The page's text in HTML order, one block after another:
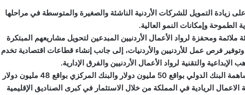
زيادة التمويل للشركات الأردنية الناشئة والصغيرة والمتوسطة في مراحلها
الطموحة وإمكانات النمو العالية.
ومحفزة لرواد الأعمال الأردنيين المبدعين لتحويل مشاريعهم المبتكرة
فرص عمل للأردنيين والأردنيات، إلى جانب إنشاء قطاعات اقتصادية تخدم
والتقنية لرواد الأعمال الأردنيين والفرق الإدارية.
واشار إلى أن انشاء الصندوق كان بمساهمة البنك الدولي بواقع 50 مليون دولار والبنك المركزي بواقع 48 مليون دولار
الريادية في المملكة من خلال الاستثمار في كبرى الصناديق الإقليمية